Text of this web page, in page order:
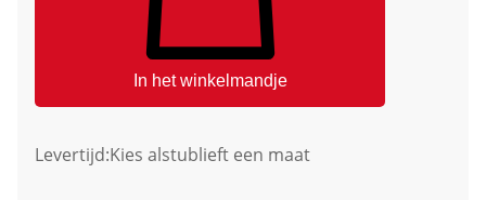
In het winkelmandje
Levertijd:Kies alstublieft een maat